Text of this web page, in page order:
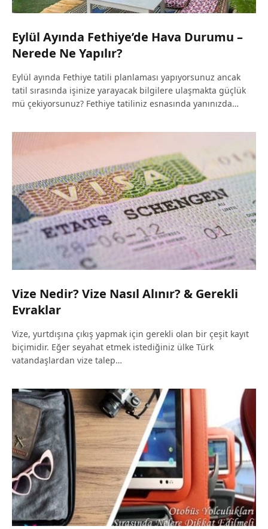
Eylül Ayında Fethiye’de Hava Durumu –
Nerede Ne Yapılır?
Eylül ayında Fethiye tatili planlaması yapıyorsunuz ancak
tatil sırasında işinize yarayacak bilgilere ulaşmakta güçlük
mü çekiyorsunuz? Fethiye tatiliniz esnasında yanınızda…
Vize Nedir? Vize Nasıl Alınır? & Gerekli
Evraklar
Vize, yurtdışına çıkış yapmak için gerekli olan bir çeşit kayıt
biçimidir. Eğer seyahat etmek istediğiniz ülke Türk
vatandaşlardan vize talep…